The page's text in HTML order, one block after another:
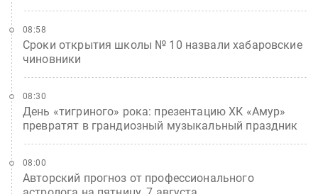
Сроки открытия школы № 10 назвали хабаровские
чиновники
08:58
День «тигриного» рока: презентацию ХК «Амур»
превратят в грандиозный музыкальный праздник
08:30
Авторский прогноз от профессионального
08:00